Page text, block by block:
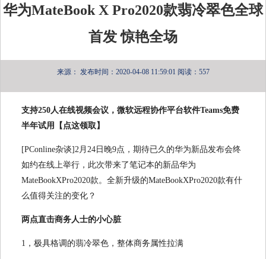
华为MateBook X Pro2020款翡冷翠色全球
首发 惊艳全场
来源： 发布时间：2020-04-08 11:59:01 阅读：557
支持250人在线视频会议，微软远程协作平台软件Teams免费
半年试用【点这领取】
[PConline杂谈]2月24日晚9点，期待已久的华为新品发布会终
如约在线上举行，此次带来了笔记本的新品华为
MateBookXPro2020款。全新升级的MateBookXPro2020款有什
么值得关注的变化？
两点直击商务人士的小心脏
1，极具格调的翡冷翠色，整体商务属性拉满